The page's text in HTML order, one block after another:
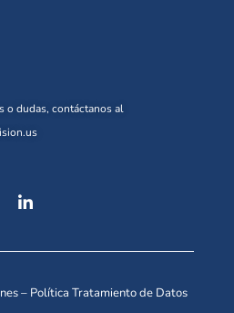
o dudas, contáctanos al
– Política Tratamiento de Datos